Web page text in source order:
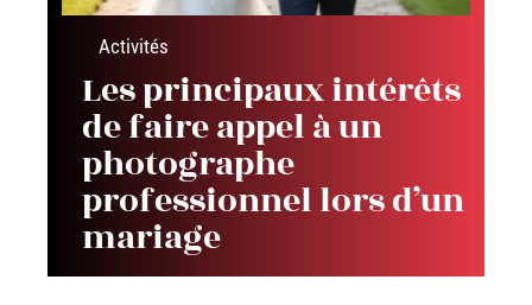
Activités
Les principaux intérêts
de faire appel à un
photographe
professionnel lors d’un
mariage